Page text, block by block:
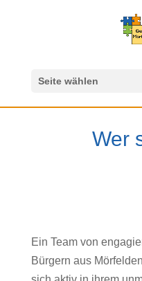
Seite wählen
Wer
Ein Team von
Bürgern aus